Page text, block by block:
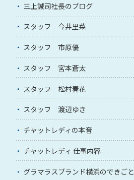
三上誠司社長のブログ
スタッフ 今井里菜
スタッフ 市原優
スタッフ 宮本蒼太
スタッフ 松村春花
スタッフ 渡辺ゆき
チャットレディの本音
チャットレディ 仕事内容
グラマラスブランド横浜のできごと